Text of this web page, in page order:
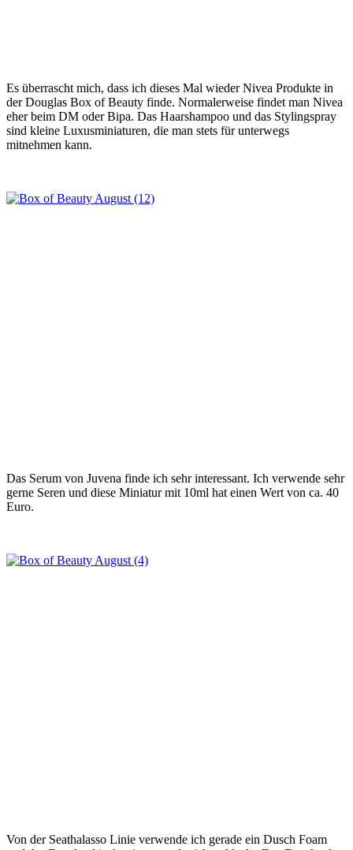
Es überrascht mich, dass ich dieses Mal wieder Nivea Produkte in
der Douglas Box of Beauty finde. Normalerweise findet man Nivea
eher beim DM oder Bipa. Das Haarshampoo und das Stylingspray
sind kleine Luxusminiaturen, die man stets für unterwegs
mitnehmen kann.
Das Serum von Juvena finde ich sehr interessant. Ich verwende sehr
gerne Seren und diese Miniatur mit 10ml hat einen Wert von ca. 40
Euro.
Von der Seathalasso Linie verwende ich gerade ein Dusch Foam